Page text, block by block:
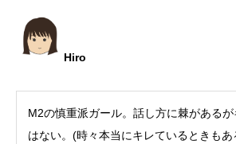
Hiro
M2の慎重派ガール。話し方に棘がある
はない。(時々本当にキレているときもあ